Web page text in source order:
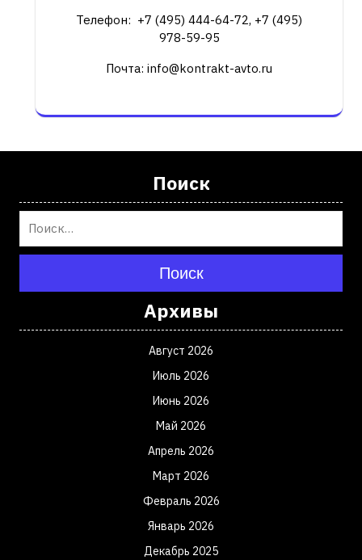
Телефон: +7 (495) 444-64-72, +7 (495)
978-59-95
Почта: info@kontrakt-avto.ru
Поиск
Поиск
Архивы
Август 2026
Июль 2026
Июнь 2026
Май 2026
Апрель 2026
Март 2026
Февраль 2026
Январь 2026
Декабрь 2025